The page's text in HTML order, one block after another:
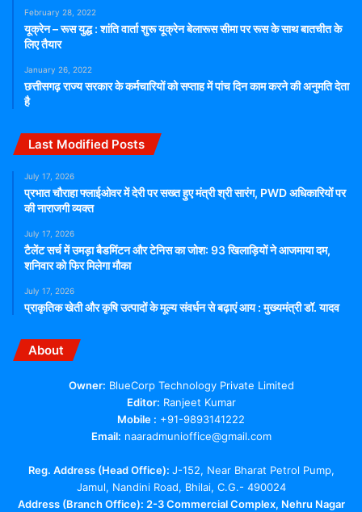
February 28, 2022
यूक्रेन – रूस युद्ध : शांति वार्ता शुरू यूक्रेन बेलारूस सीमा पर रूस के साथ बातचीत के
लिए तैयार
January 26, 2022
छत्तीसगढ़ राज्य सरकार के कर्मचारियों को सप्ताह में पांच दिन काम करने की अनुमति देता
है
Last Modified Posts
July 17, 2026
प्रभात चौराहा फ्लाईओवर में देरी पर सख्त हुए मंत्री श्री सारंग, PWD अधिकारियों पर
की नाराजगी व्यक्त
July 17, 2026
टैलेंट सर्च में उमड़ा बैडमिंटन और टेनिस का जोश: 93 खिलाड़ियों ने आजमाया दम,
शनिवार को फिर मिलेगा मौका
July 17, 2026
प्राकृतिक खेती और कृषि उत्पादों के मूल्य संवर्धन से बढ़ाएं आय : मुख्यमंत्री डॉ. यादव
About
Owner: BlueCorp Technology Private Limited
Editor: Ranjeet Kumar
Mobile : +91-9893141222
Email: naaradmunioffice@gmail.com
Reg. Address (Head Office): J-152, Near Bharat Petrol Pump,
Jamul, Nandini Road, Bhilai, C.G.- 490024
Address (Branch Office): 2-3 Commercial Complex, Nehru Nagar